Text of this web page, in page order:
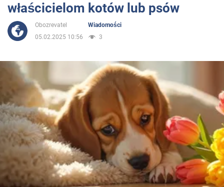
Rozrywka
Polityka
Społeczeństwo
Wojna na Ukrainie
Świat
właścicielom kotów lub psów
Obozrevatel
Wiadomości
05.02.2025 10:56
3